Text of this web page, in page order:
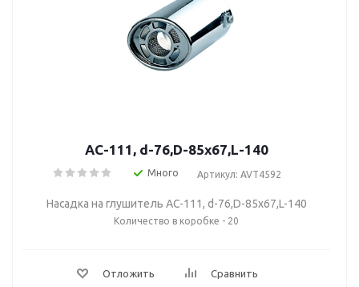
AC-111, d-76,D-85х67,L-140
Много Артикул: AVT4592
Насадка на глушитель AC-111, d-76,D-85х67,L-140
Количество в коробке - 20
Отложить Сравнить